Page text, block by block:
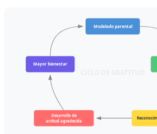
Modelado parental
Desarrollo de
actitud agradecida
Mayor bienestar